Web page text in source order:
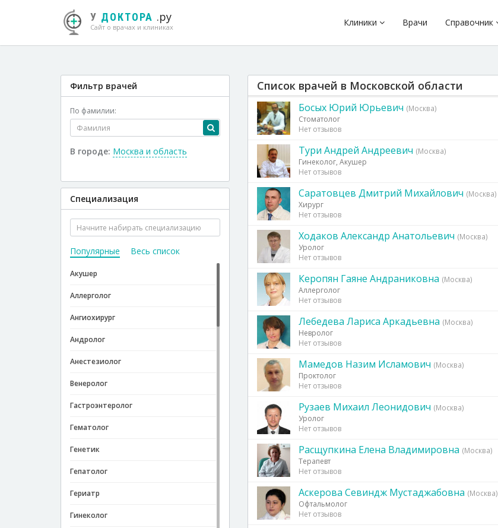
У ДОКТОРА .ру
Сайт о врачах и клиниках Клиники Врачи Справочник
Список врачей в Московской области
Босых Юрий Юрьевич (Москва)
Стоматолог
Нет отзывов
Тури Андрей Андреевич (Москва)
Гинеколог, Акушер
Нет отзывов
Саратовцев Дмитрий Михайлович (Москва)
Хирург
Нет отзывов
Ходаков Александр Анатольевич (Москва)
Уролог
Нет отзывов
Керопян Гаяне Андраниковна (Москва)
Аллерголог
Нет отзывов
Лебедева Лариса Аркадьевна (Москва)
Невролог
Нет отзывов
Мамедов Назим Исламович (Москва)
Проктолог
Нет отзывов
Рузаев Михаил Леонидович (Москва)
Уролог
Нет отзывов
Расщупкина Елена Владимировна (Москва)
Терапевт
Нет отзывов
Аскерова Севиндж Мустаджабовна (Москва)
Офтальмолог
Нет отзывов
Фильтр врачей
По фамилии:
В городе: Москва и область
Специализация
Популярные Весь список
Акушер
Аллерголог
Ангиохирург
Андролог
Анестезиолог
Венеролог
Гастроэнтеролог
Гематолог
Генетик
Гепатолог
Гериатр
Гинеколог